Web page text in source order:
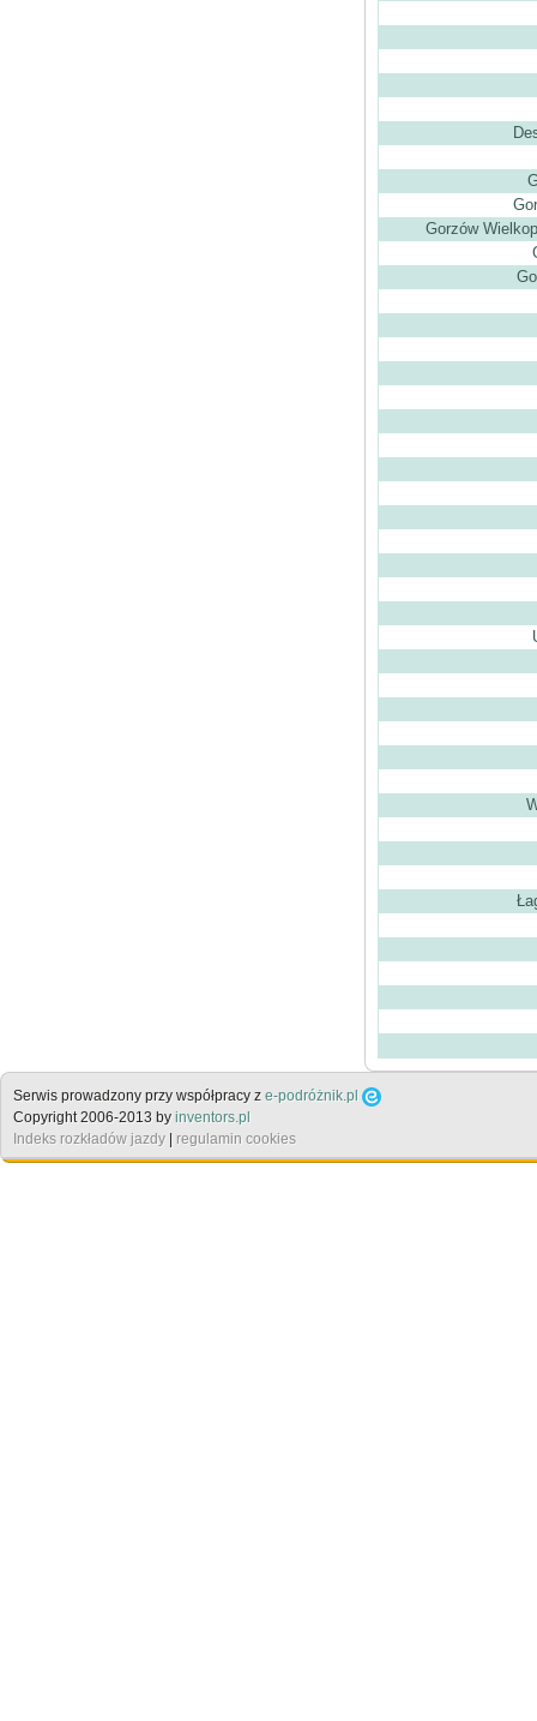
Gorzów
Serwis prowadzony przy współpracy z e-podróżnik.pl
Copyright 2006-2013 by inventors.pl
Indeks rozkładów jazdy
regulamin cookies